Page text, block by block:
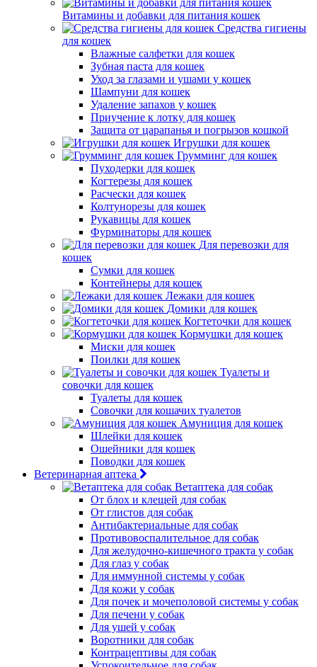
Витамины и добавки для питания кошек
Средства гигиены
для кошек
Влажные салфетки для кошек
Зубная паста для кошек
Уход за глазами и ушами у кошек
Шампуни для кошек
Удаление запахов у кошек
Приучение к лотку для кошек
Защита от царапанья и погрызов кошкой
Игрушки для кошек
Грумминг для кошек
Пуходерки для кошек
Когтерезы для кошек
Расчески для кошек
Колтунорезы для кошек
Рукавицы для кошек
Фурминаторы для кошек
Для перевозки для
кошек
Сумки для кошек
Контейнеры для кошек
Лежаки для кошек
Домики для кошек
Когтеточки для кошек
Кормушки для кошек
Миски для кошек
Поилки для кошек
Туалеты и
совочки для кошек
Туалеты для кошек
Совочки для кошачих туалетов
Амуниция для кошек
Шлейки для кошек
Ошейники для кошек
Поводки для кошек
Ветеринарная аптека
Ветаптека для собак
От блох и клещей для собак
От глистов для собак
Антибактериальные для собак
Противовоспалительное для собак
Для желудочно-кишечного тракта у собак
Для глаз у собак
Для иммунной системы у собак
Для кожи у собак
Для почек и мочеполовой системы у собак
Для печени у собак
Для ушей у собак
Воротники для собак
Контрацептивы для собак